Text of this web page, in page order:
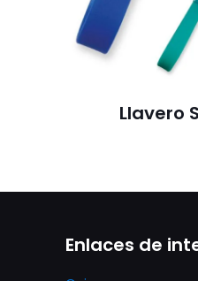
Llavero
Enlaces de